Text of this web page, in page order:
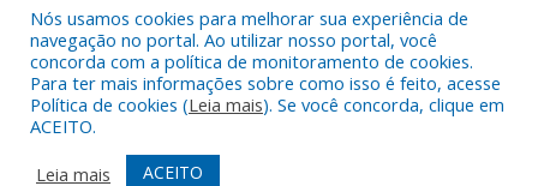
Todos os direitos reservados a Prefeitura Municipal de Limoeiro
do Ajuru.
Mapa do Site
Acessar Área Administrativa
Nós usamos cookies para melhorar sua experiência de
navegação no portal. Ao utilizar nosso portal, você
concorda com a política de monitoramento de cookies.
Para ter mais informações sobre como isso é feito, acesse
Política de cookies (Leia mais). Se você concorda, clique em
ACEITO.
Leia mais
ACEITO